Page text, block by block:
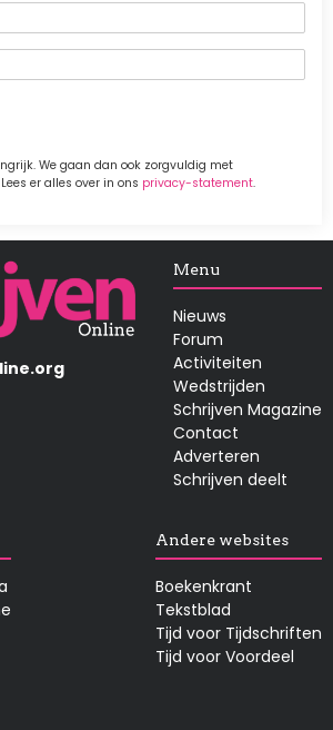
We gaan dan ook zorgvuldig met
er alles over in ons privacy-statement.
Menu
Nieuws
Forum
Activiteiten
Wedstrijden
Schrijven Magazine
Contact
Adverteren
Schrijven deelt
Andere websites
Boekenkrant
Tekstblad
Tijd voor Tijdschriften
Tijd voor Voordeel